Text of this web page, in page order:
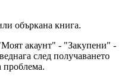
объркана книга.
акаунт" - "Закупени" -
след получаването
проблема.